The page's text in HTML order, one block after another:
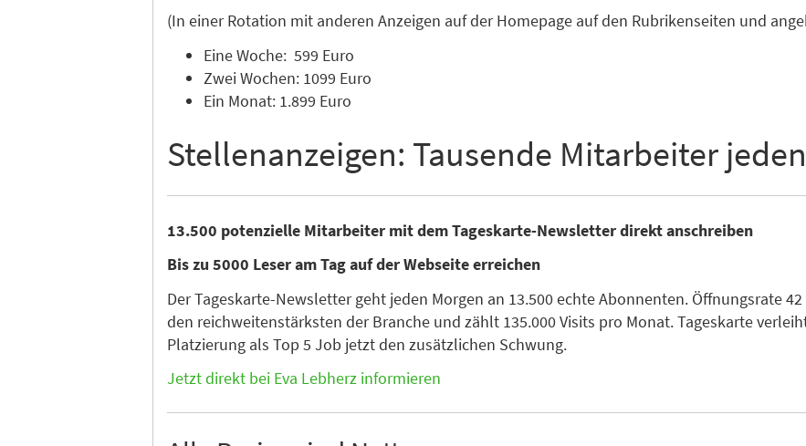
(In einer Rotation mit anderen Anzeigen auf der Homepage auf den Rubrikenseiten und
Eine Woche: 599 Euro
Zwei Wochen: 1099 Euro
Ein Monat: 1.899 Euro
Stellenanzeigen: Tausende Mitarbeiter
13.500 potenzielle Mitarbeiter mit dem Tageskarte-Newsletter direkt anschreiben
Bis zu 5000 Leser am Tag auf der Webseite erreichen
Der Tageskarte-Newsletter geht jeden Morgen an 13.500 echte Abonnenten. Öffnungsrate
den reichweitenstärksten der Branche und zählt 135.000 Visits pro Monat. Tageskarte
Platzierung als Top 5 Job jetzt den zusätzlichen Schwung.
Jetzt direkt bei Eva Lebherz informieren